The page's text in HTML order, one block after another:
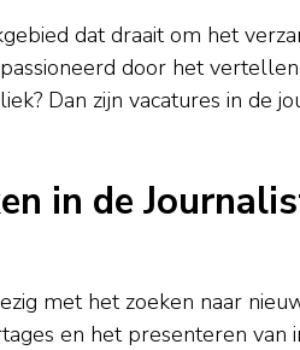
dat draait om het
door het
Dan zijn vacatures in de
in de
met het zoeken naar
en het presenteren